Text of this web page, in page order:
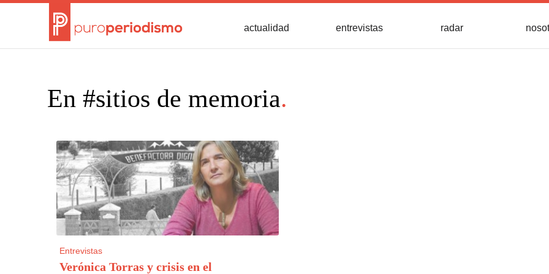
actualidad entrevistas radar
En #sitios de memoria.
Entrevistas
Verónica Torras y crisis en el